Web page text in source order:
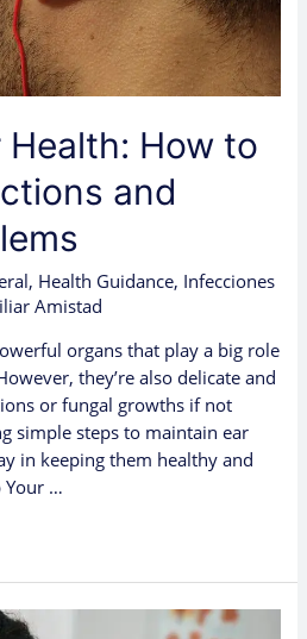
Health: How to
and
, Health Guidance, Infecciones
Amistad
organs that play a big role
they’re also delicate and
or fungal growths if not
simple steps to maintain ear
in keeping them healthy and
Your …